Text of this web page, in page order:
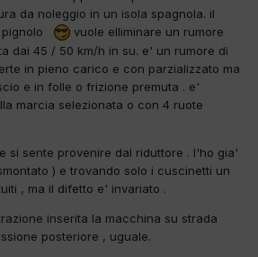
da noleggio in un isola spagnola. il
vuole elliminare un rumore
dai 45 / 50 km/h in su. e' un rumore di
in pieno carico e con parzializzato ma
e in folle o frizione premuta . e'
marcia selezionata o con 4 ruote
si sente provenire dal riduttore . l'ho gia'
) e trovando solo i cuscinetti un
, ma il difetto e' invariato .
inserita la macchina su strada
posteriore , uguale.